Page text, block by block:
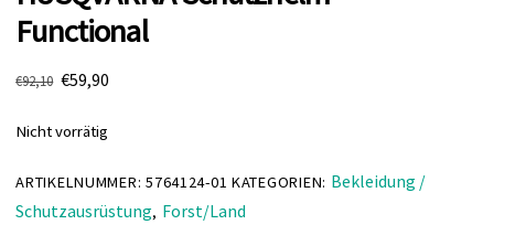
Functional
€92,10 Ursprünglicher
war:
€59,90
Nicht vorrätig
ARTIKELNUMMER:5764124-01 KATEGORIEN: Bekleidung /
Schutzausrüstung, Forst/Land